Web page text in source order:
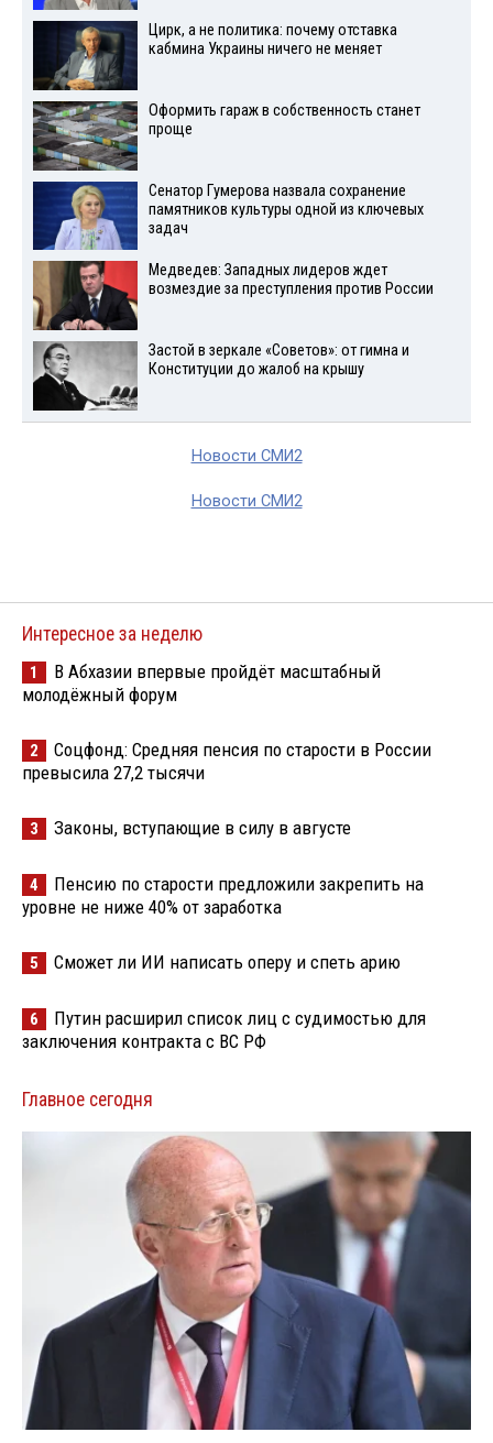
Цирк, а не политика: почему отставка
кабмина Украины ничего не меняет
Оформить гараж в собственность станет
проще
Сенатор Гумерова назвала сохранение
памятников культуры одной из ключевых
задач
Медведев: Западных лидеров ждет
возмездие за преступления против России
Застой в зеркале «Советов»: от гимна и
Конституции до жалоб на крышу
Новости СМИ2
Новости СМИ2
Интересное за неделю
1
В Абхазии впервые пройдёт масштабный
молодёжный форум
2
Соцфонд: Средняя пенсия по старости в России
превысила 27,2 тысячи
3 Законы, вступающие в силу в августе
4
Пенсию по старости предложили закрепить на
уровне не ниже 40% от заработка
5 Сможет ли ИИ написать оперу и спеть арию
6
Путин расширил список лиц с судимостью для
заключения контракта с ВС РФ
Главное сегодня